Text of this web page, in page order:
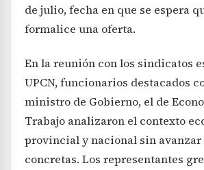
de julio, fecha en que se espera
formalice una oferta.
En la reunión con los sindicatos
UPCN, funcionarios destacados
ministro de Gobierno, el de
Trabajo analizaron el contexto
provincial y nacional sin avanzar
concretas. Los representantes